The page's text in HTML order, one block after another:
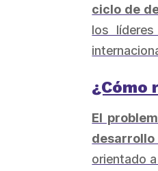
ciclo de
los
¿Cómo
El
desarrollo
orientado